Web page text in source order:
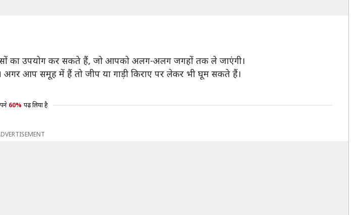
का उपयोग कर सकते हैं, जो आपको अलग-अलग जगहों तक ले जाएंगी।
आप समूह में हैं तो जीप या गाड़ी किराए पर लेकर भी घूम सकते हैं।
60% पढ़ लिया है